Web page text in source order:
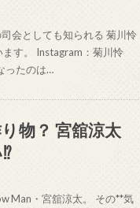
会としても知られる 菊川怜
す。 Instagram：菊川怜
ったのは…
物？ 宮舘涼太
Man・宮舘涼太。 その**気